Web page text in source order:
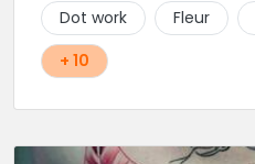
Dot work
Fleur
+ 10